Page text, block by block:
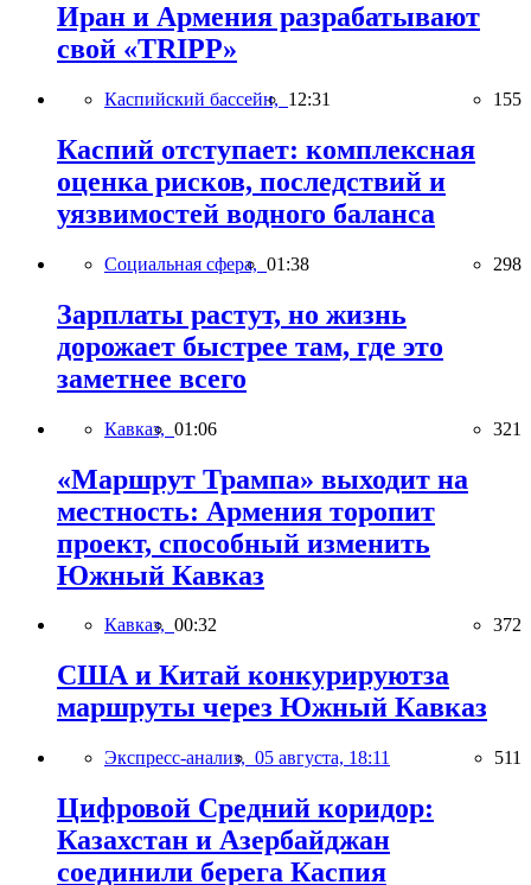
Иран и Армения разрабатывают
свой «TRIPP»
Каспийский бассейн, 12:31 155
Каспий отступает: комплексная
оценка рисков, последствий и
уязвимостей водного баланса
Социальная сфера, 01:38 298
Зарплаты растут, но жизнь
дорожает быстрее там, где это
заметнее всего
Кавказ, 01:06 321
«Маршрут Трампа» выходит на
местность: Армения торопит
проект, способный изменить
Южный Кавказ
Кавказ, 00:32 372
США и Китай конкурируютза
маршруты через Южный Кавказ
Экспресс-анализ, 05 августа, 18:11 511
Цифровой Средний коридор:
Казахстан и Азербайджан
соединили берега Каспия